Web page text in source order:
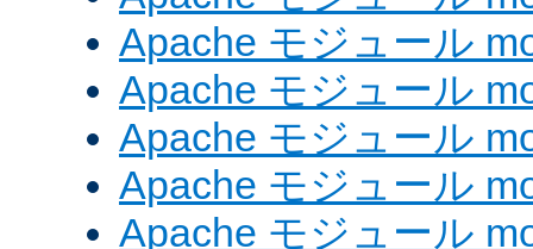
Apache モジュール
Apache モジュール
Apache モジュール
Apache モジュール
Apache モジュール